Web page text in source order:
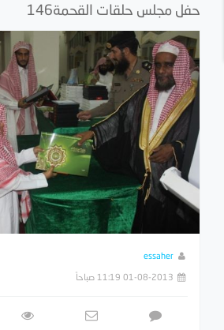
حفل مجلس حلقات القحمة146
essaher
01-08-2013 11:19 صباحاً